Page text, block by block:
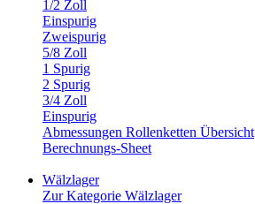
1/2 Zoll
Einspurig
Zweispurig
5/8 Zoll
1 Spurig
2 Spurig
3/4 Zoll
Einspurig
Abmessungen Rollenketten Übersicht
Berechnungs-Sheet
Wälzlager
Zur Kategorie Wälzlager